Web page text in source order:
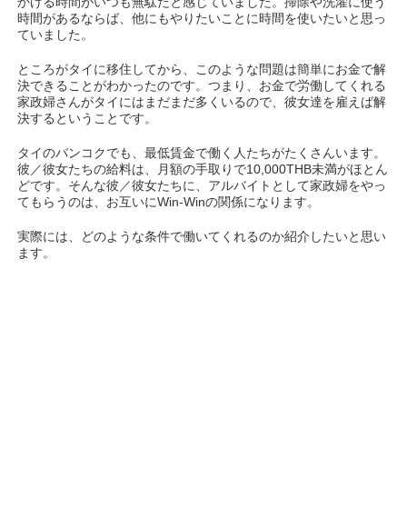
時間があるならば、他にもやりたいことに時間を使いたいと思っ
ていました。
ところがタイに移住してから、このような問題は簡単にお金で解
決できることがわかったのです。つまり、お金で労働してくれる
家政婦さんがタイにはまだまだ多くいるので、彼女達を雇えば解
決するということです。
タイのバンコクでも、最低賃金で働く人たちがたくさんいます。
彼／彼女たちの給料は、月額の手取りで10,000THB未満がほとん
どです。そんな彼／彼女たちに、アルバイトとして家政婦をやっ
てもらうのは、お互いにWin-Winの関係になります。
実際には、どのような条件で働いてくれるのか紹介したいと思い
ます。